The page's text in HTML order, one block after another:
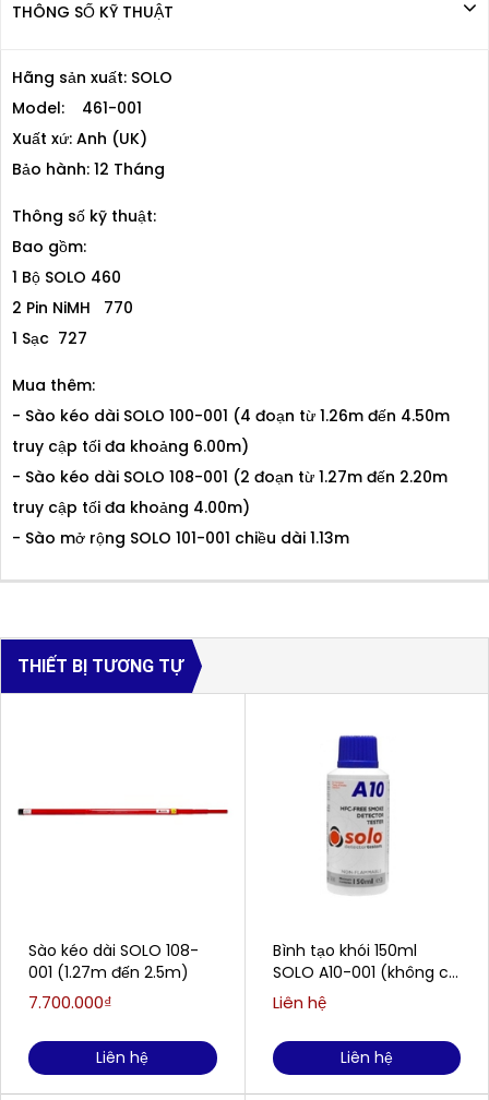
THÔNG SỐ KỸ THUẬT
Hãng sản xuất: SOLO
Model: 461-001
Xuất xứ: Anh (UK)
Bảo hành: 12 Tháng
Thông số kỹ thuật:
Bao gồm:
1 Bộ SOLO 460
2 Pin NiMH 770
1 Sạc 727
Mua thêm:
- Sào kéo dài SOLO 100-001 (4 đoạn từ 1.26m đến 4.50m
truy cập tối đa khoảng 6.00m)
- Sào kéo dài SOLO 108-001 (2 đoạn từ 1.27m đến 2.20m
truy cập tối đa khoảng 4.00m)
- Sào mở rộng SOLO 101-001 chiều dài 1.13m
THIẾT BỊ TƯƠNG TỰ
Sào kéo dài SOLO 108-
001 (1.27m đến 2.5m)
7.700.000₫
Liên hệ
Bình tạo khói 150ml
SOLO A10-001 (không có
chất HFC dễ cháy)
Liên hệ
Liên hệ